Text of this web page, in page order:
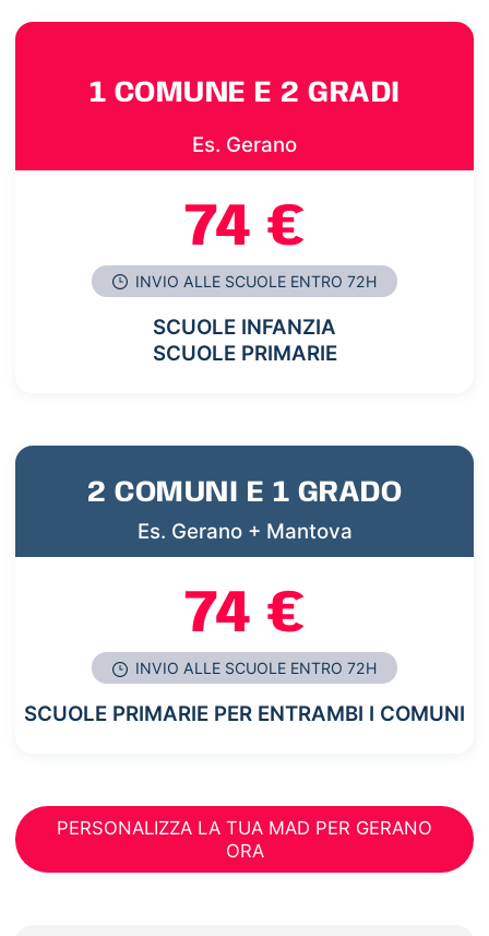
1 COMUNE E 2 GRADI
Es. Gerano
74 €
INVIO ALLE SCUOLE ENTRO 72H
SCUOLE INFANZIA
SCUOLE PRIMARIE
2 COMUNI E 1 GRADO
Es. Gerano + Mantova
74 €
INVIO ALLE SCUOLE ENTRO 72H
SCUOLE PRIMARIE PER ENTRAMBI I COMUNI
PERSONALIZZA LA TUA MAD PER GERANO
ORA